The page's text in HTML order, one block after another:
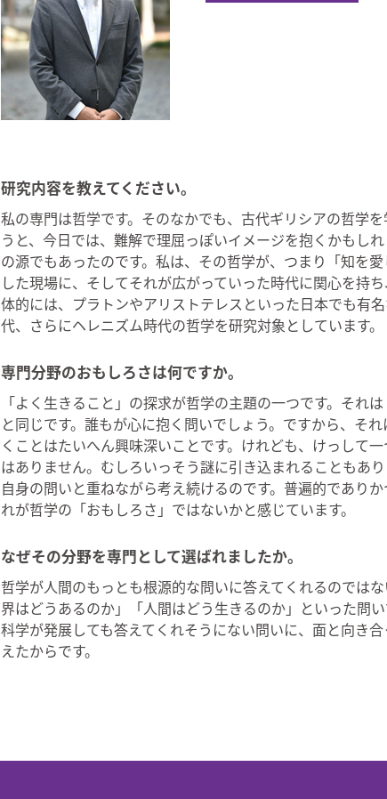
研究内容を教えてください。
私の専門は哲学です。そのなかでも、古代ギリシアの哲学
うと、今日では、難解で理屈っぽいイメージを抱くかもし
の源でもあったのです。私は、その哲学が、つまり「知を
した現場に、そしてそれが広がっていった時代に関心を持
体的には、プラトンやアリストテレスといった日本でも有
代、さらにヘレニズム時代の哲学を研究対象としています。
専門分野のおもしろさは何ですか。
「よく生きること」の探求が哲学の主題の一つです。それ
と同じです。誰もが心に抱く問いでしょう。ですから、そ
くことはたいへん興味深いことです。けれども、けっして
はありません。むしろいっそう謎に引き込まれることもあ
自身の問いと重ねながら考え続けるのです。普遍的であり
れが哲学の「おもしろさ」ではないかと感じています。
なぜその分野を専門として選ばれましたか。
哲学が人間のもっとも根源的な問いに答えてくれるのでは
界はどうあるのか」「人間はどう生きるのか」といった問
科学が発展しても答えてくれそうにない問いに、面と向き
えたからです。